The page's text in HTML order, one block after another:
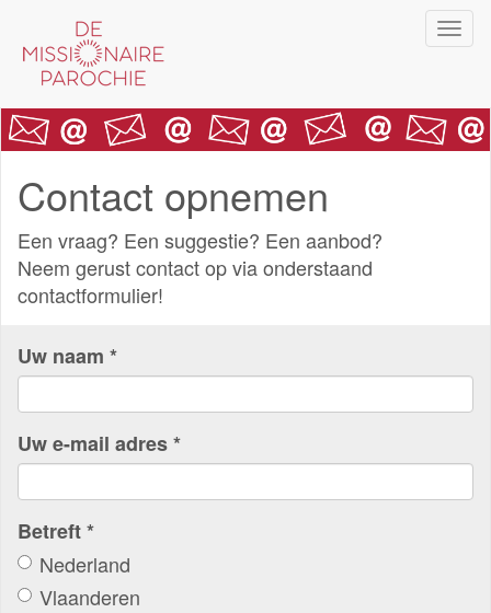
naar
inhoud
gaan
Contact opnemen
Een vraag? Een suggestie? Een aanbod?
Neem gerust contact op via onderstaand
contactformulier!
Uw naam *
Uw e-mail adres*
Betreft*
Nederland
Vlaanderen